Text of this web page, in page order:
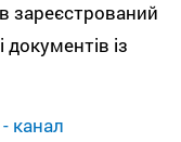
зареєстрований
документів із
канал